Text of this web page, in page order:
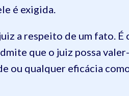
é exigida.
a respeito de um fato.
que o juiz possa
ou qualquer eficácia